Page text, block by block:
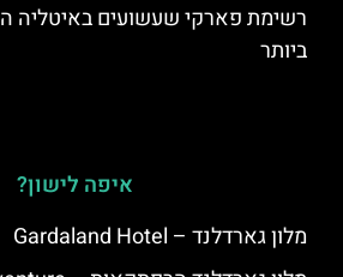
רשימת פארקי שעשועים באיטליה
ביותר
איפה לישון?
מלון גארדלנד – Gardaland Hotel